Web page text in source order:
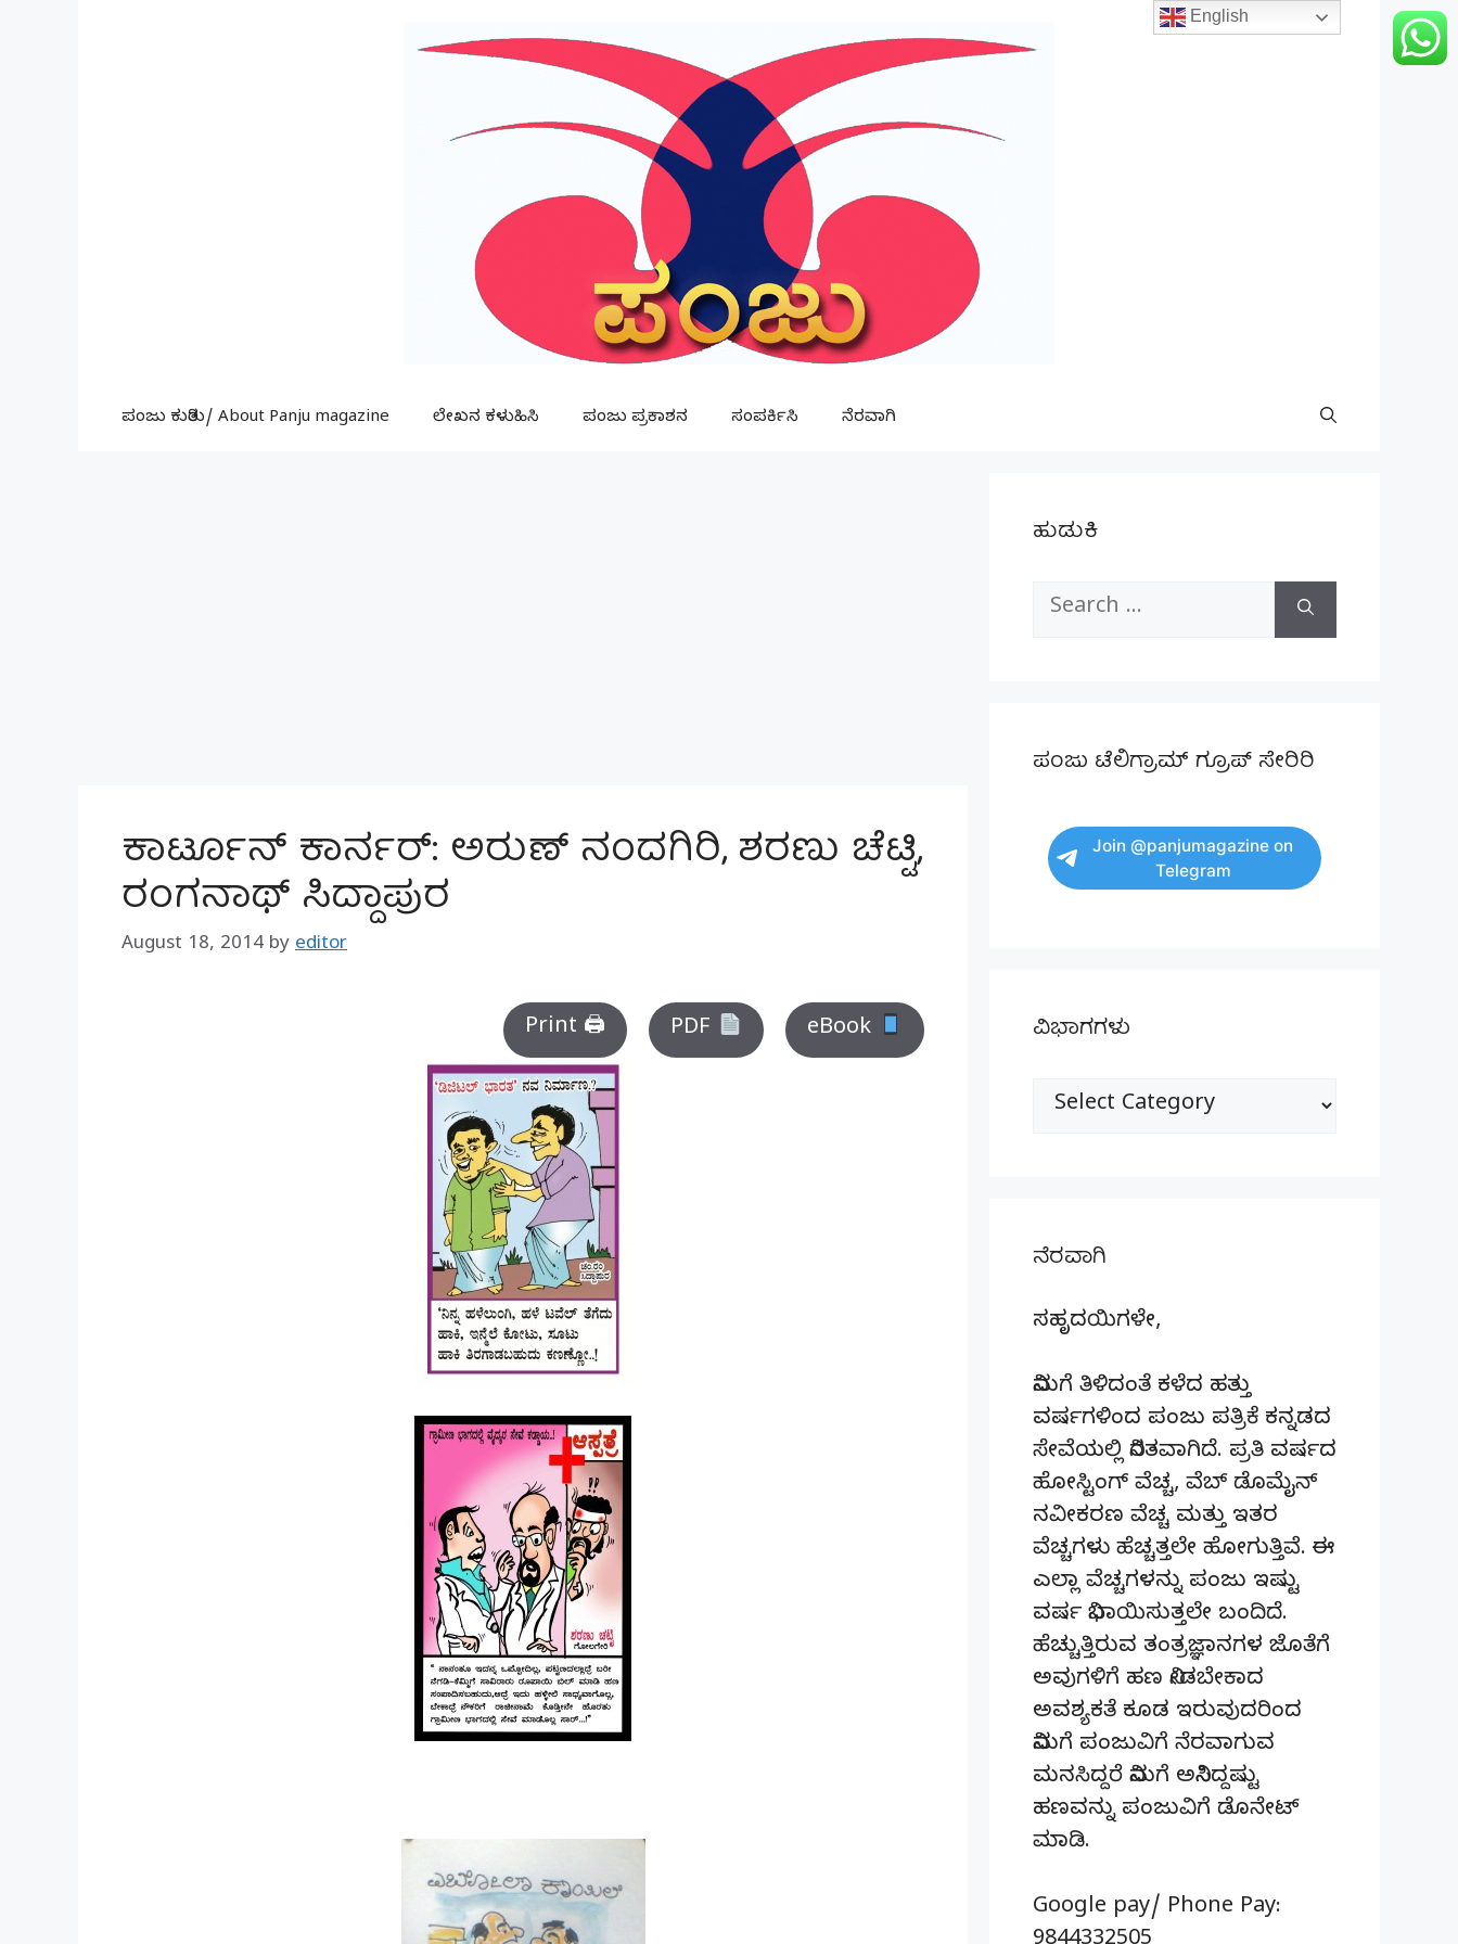
ಪಂಜು ಕುರಿತು/ About Panju magazine ಲೇಖನ ಕಳುಹಿಸಿ ಪಂಜು ಪ್ರಕಾಶನ ಸಂಪರ್ಕಿಸಿ ನೆರವಾಗಿ
ಕಾರ್ಟೂನ್ ಕಾರ್ನರ್: ಅರುಣ್ ನಂದಗಿರಿ, ಶರಣು ಚೆಟ್ಟಿ,
ರಂಗನಾಥ್ ಸಿದ್ದಾಪುರ
August 18, 2014 by editor
Print 🖨 PDF eBook
ಹುಡುಕಿ
Search
ಪಂಜು ಟೆಲಿಗ್ರಾಮ್ ಗ್ರೂಪ್ ಸೇರಿರಿ
Join @panjumagazine on
Telegram
ವಿಭಾಗಗಳು
ವಿಭಾಗಗಳು
ನೆರವಾಗಿ
ಸಹೃದಯಿಗಳೇ,
ನಿಮಗೆ ತಿಳಿದಂತೆ ಕಳೆದ ಹತ್ತು
ವರ್ಷಗಳಿಂದ ಪಂಜು ಪತ್ರಿಕೆ ಕನ್ನಡದ
ಸೇವೆಯಲ್ಲಿ ನಿರತವಾಗಿದೆ. ಪ್ರತಿ ವರ್ಷದ
ಹೋಸ್ಟಿಂಗ್‌ ವೆಚ್ಚ, ವೆಬ್‌ ಡೊಮೈನ್‌
ನವೀಕರಣ ವೆಚ್ಚ ಮತ್ತು ಇತರ
ವೆಚ್ಚಗಳು ಹೆಚ್ಚತ್ತಲೇ ಹೋಗುತ್ತಿವೆ. ಈ
ಎಲ್ಲಾ ವೆಚ್ಚಗಳನ್ನು ಪಂಜು ಇಷ್ಟು
ವರ್ಷ ನಿಭಾಯಿಸುತ್ತಲೇ ಬಂದಿದೆ.
ಹೆಚ್ಚುತ್ತಿರುವ ತಂತ್ರಜ್ಞಾನಗಳ ಜೊತೆಗೆ
ಅವುಗಳಿಗೆ ಹಣ ನೀಡಬೇಕಾದ
ಅವಶ್ಯಕತೆ ಕೂಡ ಇರುವುದರಿಂದ
ನಿಮಗೆ ಪಂಜುವಿಗೆ ನೆರವಾಗುವ
ಮನಸಿದ್ದರೆ ನಿಮಗೆ ಅನಿಸಿದ್ದಷ್ಟು
ಹಣವನ್ನು ಪಂಜುವಿಗೆ ಡೊನೇಟ್‌
ಮಾಡಿ.
Google pay/ Phone Pay:
English